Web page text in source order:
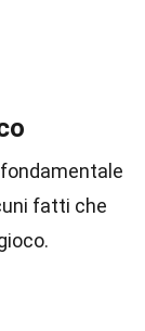
fatti che